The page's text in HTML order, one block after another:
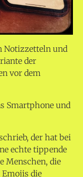
Notizzetteln und
der
vor dem
Smartphone und
der hat bei
echte tippende
Menschen, die
die